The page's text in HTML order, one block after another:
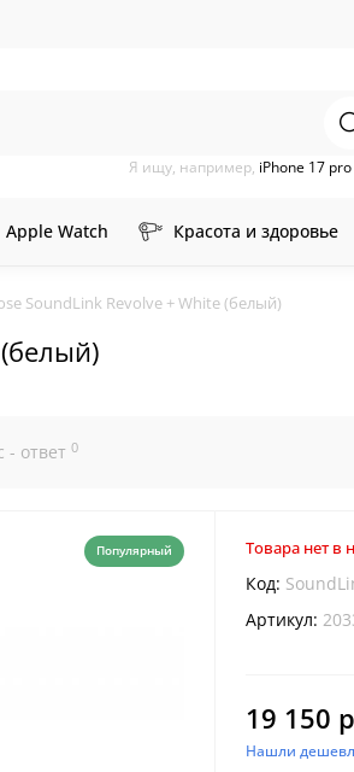
Я ищу, например, iPhone 17
Apple Watch Красота и здоровье
SoundLink Revolve + White (белый)
- ответ 0
Популярный Товара нет в
Код:
Артикул:
19 150
Нашли